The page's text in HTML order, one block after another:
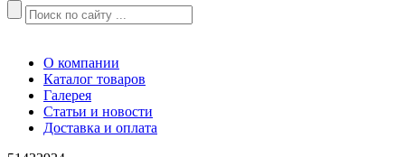
О компании
Каталог товаров
Галерея
Статьи и новости
Доставка и оплата